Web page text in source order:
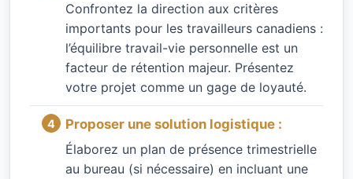
Confrontez la direction aux critères
importants pour les travailleurs canadiens :
l’équilibre travail-vie personnelle est un
facteur de rétention majeur. Présentez
votre projet comme un gage de loyauté.
Proposer une solution logistique :
Élaborez un plan de présence trimestrielle
au bureau (si nécessaire) en incluant une